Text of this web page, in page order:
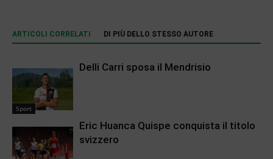
ARTICOLI CORRELATI DI PIÙ DELLO STESSO AUTORE
Sport
Delli Carri sposa il Mendrisio
Eric Huanca Quispe conquista il titolo
svizzero